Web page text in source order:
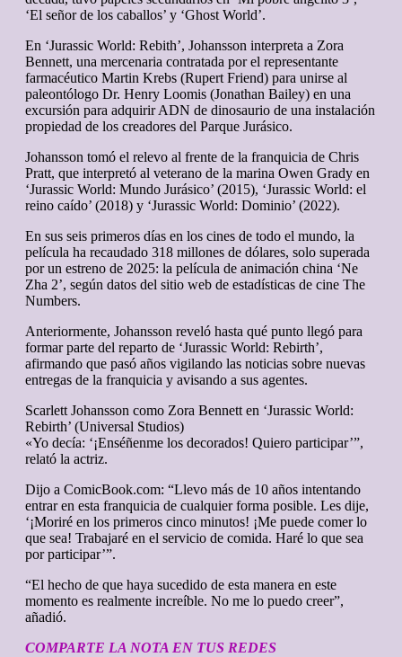
‘El señor de los caballos’ y ‘Ghost World’.
En ‘Jurassic World: Rebith’, Johansson interpreta a Zora
Bennett, una mercenaria contratada por el representante
farmacéutico Martin Krebs (Rupert Friend) para unirse al
paleontólogo Dr. Henry Loomis (Jonathan Bailey) en una
excursión para adquirir ADN de dinosaurio de una instalación
propiedad de los creadores del Parque Jurásico.
Johansson tomó el relevo al frente de la franquicia de Chris
Pratt, que interpretó al veterano de la marina Owen Grady en
‘Jurassic World: Mundo Jurásico’ (2015), ‘Jurassic World: el
reino caído’ (2018) y ‘Jurassic World: Dominio’ (2022).
En sus seis primeros días en los cines de todo el mundo, la
película ha recaudado 318 millones de dólares, solo superada
por un estreno de 2025: la película de animación china ‘Ne
Zha 2’, según datos del sitio web de estadísticas de cine The
Numbers.
Anteriormente, Johansson reveló hasta qué punto llegó para
formar parte del reparto de ‘Jurassic World: Rebirth’,
afirmando que pasó años vigilando las noticias sobre nuevas
entregas de la franquicia y avisando a sus agentes.
Scarlett Johansson como Zora Bennett en ‘Jurassic World:
Rebirth’ (Universal Studios)
«Yo decía: ‘¡Enséñenme los decorados! Quiero participar’”,
relató la actriz.
Dijo a ComicBook.com: “Llevo más de 10 años intentando
entrar en esta franquicia de cualquier forma posible. Les dije,
‘¡Moriré en los primeros cinco minutos! ¡Me puede comer lo
que sea! Trabajaré en el servicio de comida. Haré lo que sea
por participar’”.
“El hecho de que haya sucedido de esta manera en este
momento es realmente increíble. No me lo puedo creer”,
añadió.
COMPARTE LA NOTA EN TUS REDES